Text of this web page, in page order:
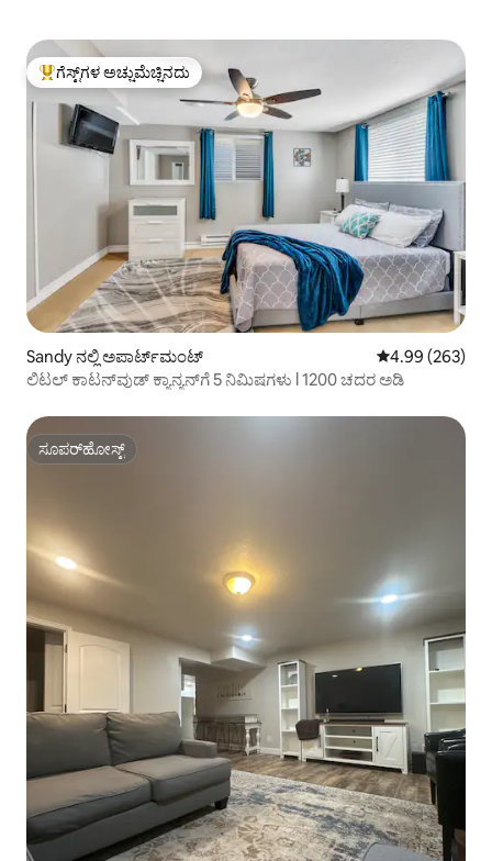
ಗೆಸ್ಟ್‌ಗಳಿಗೆ ಅತಿ ಹೆಚ್ಚು ಅಚ್ಚುಮೆಚ್ಚಿನದು
ಗೆಸ್ಟ್‌ಗಳ ಅಚ್ಚುಮೆಚ್ಚಿನದು
Sandy ನಲ್ಲಿ ಅಪಾರ್ಟ್‌ಮಂಟ್ 5 ರಲ್ಲಿ 4.99
4.99 (263)
ಲಿಟಲ್ ಕಾಟನ್‌ವುಡ್ ಕ್ಯಾನ್ಯನ್‌ಗೆ 5 ನಿಮಿಷಗಳು l 1200 ಚದರ ಅಡಿ
ಸೂಪರ್‌ಹೋಸ್ಟ್
ಸೂಪರ್‌ಹೋಸ್ಟ್